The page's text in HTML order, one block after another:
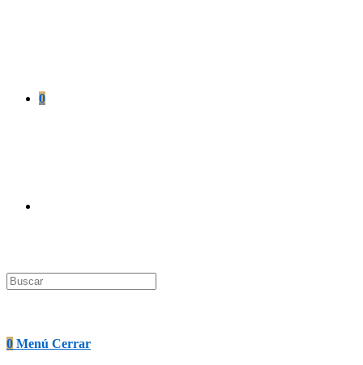
0
0 Menú Cerrar